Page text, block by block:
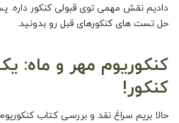
دادیم نقش مهمی توی قبولی کنکور داره.
حل تست های کنکورهای قبل رو بدونید.
کنکوریوم مهر و ماه:
کنکور!
حالا بریم سراغ نقد و بررسی کتاب